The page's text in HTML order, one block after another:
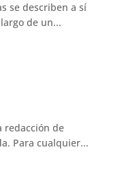
se describen a sí
de un...
redacción de
Para cualquier...